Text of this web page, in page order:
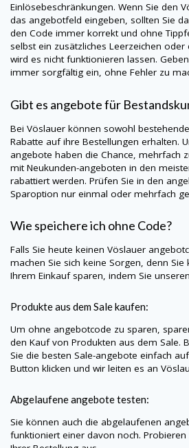
Einlösebeschränkungen. Wenn Sie den
das angebotfeld eingeben, sollten Sie
den Code immer korrekt und ohne
selbst ein zusätzliches Leerzeichen
wird es nicht funktionieren lassen.
immer sorgfältig ein, ohne Fehler zu
Gibt es angebote für
Bei Vöslauer können sowohl
Rabatte auf ihre Bestellungen erhalten.
angebote haben die Chance, mehrfach
mit Neukunden-angeboten in den
rabattiert werden. Prüfen Sie in den
Sparoption nur einmal oder mehrfach
Wie speichere ich ohne Code?
Falls Sie heute keinen Vöslauer
machen Sie sich keine Sorgen, denn
Ihrem Einkauf sparen, indem Sie
Produkte aus dem Sale kaufen:
Um ohne angebotcode zu sparen,
den Kauf von Produkten aus dem Sale.
Sie die besten Sale-angebote einfach auf
Button klicken und wir leiten es an
Abgelaufene angebote testen:
Sie können auch die abgelaufenen
funktioniert einer davon noch. Probieren